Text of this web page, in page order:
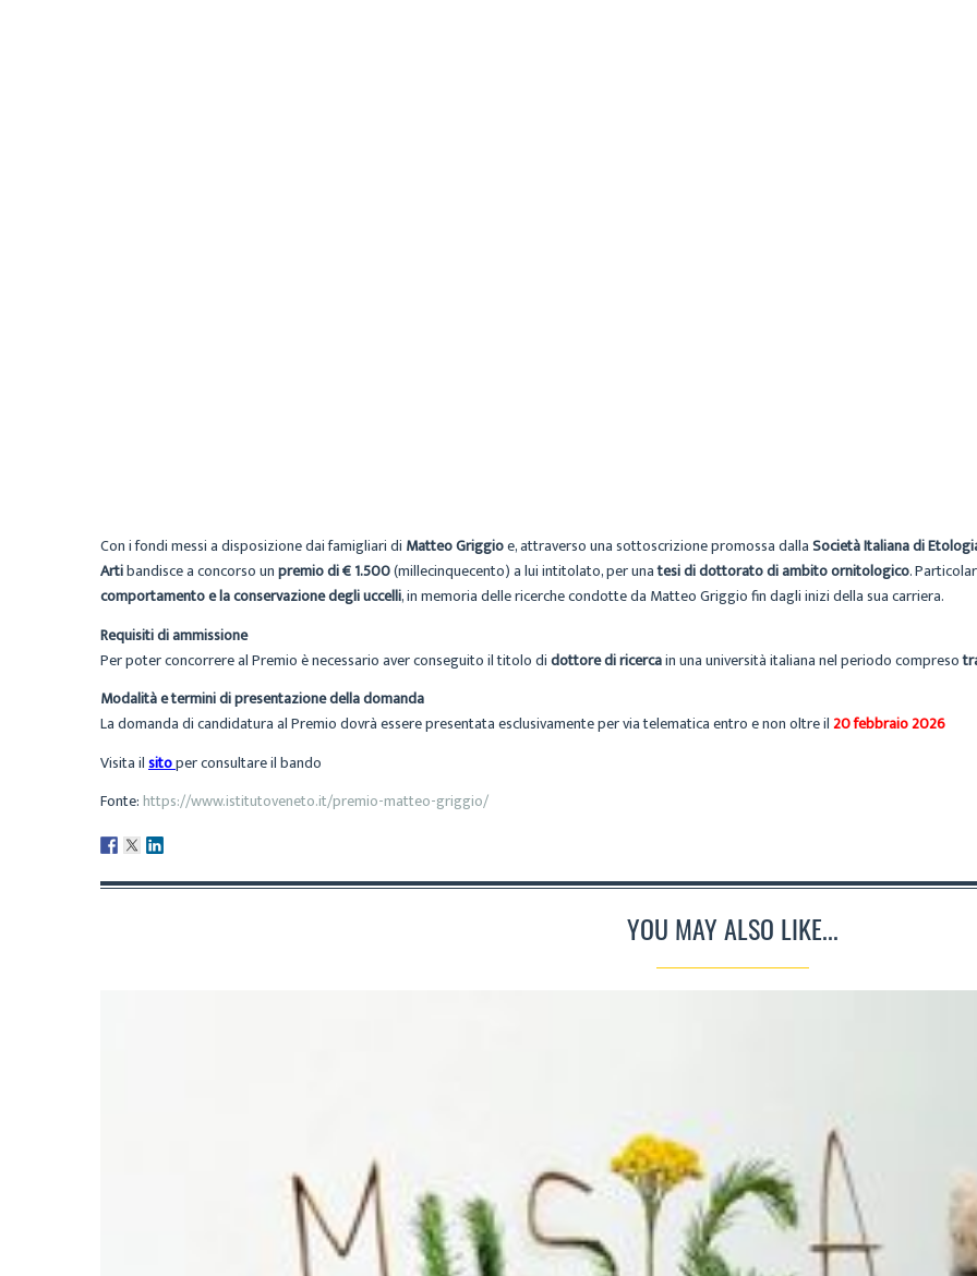
Con i fondi messi a disposizione dai famigliari di Matteo Griggioe, attraverso una sottoscrizione promossa dallaSocietà Italiana di
Artibandisce a concorso unpremio di € 1.500(millecinquecento) a lui intitolato, per unatesi di dottorato di ambito ornitologico.
comportamento e la conservazione degli uccelli, in memoria delle ricerche condotte da Matteo Griggio fin dagli inizi della sua carriera.
Requisiti di ammissione
Per poter concorrere al Premio è necessario aver conseguito il titolo didottore di ricercain una università italiana nel periodo compreso
Modalità e termini di presentazione della domanda
La domanda di candidatura al Premio dovrà essere presentata esclusivamente per via telematica entro e non oltre il20 febbraio 2026
Visita ilsitoper consultare il bando
Fonte:https://www.istitutoveneto.it/premio-matteo-griggio/
YOU MAY ALSO LIKE...